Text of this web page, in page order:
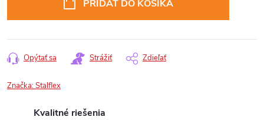
PRIDAŤ DO KOŠÍKA
Opýtať sa Strážiť Zdieľať
Značka:Stalflex
Kvalitné riešenia